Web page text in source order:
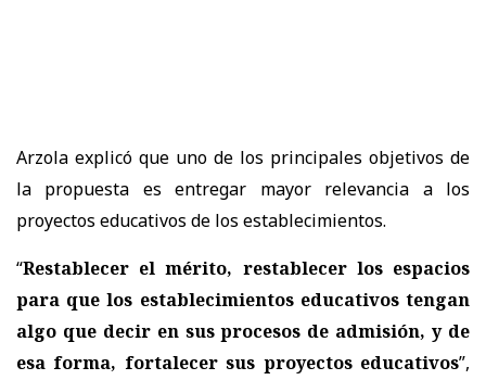
Arzola explicó que uno de los principales objetivos de
la propuesta esentregar mayor relevancia a los
proyectos educativos de los establecimientos.
“Restablecer el mérito, restablecer los espacios
para que los establecimientos educativos tengan
algo que decir en sus procesos de admisión, y de
esa forma, fortalecer sus proyectos educativos”,